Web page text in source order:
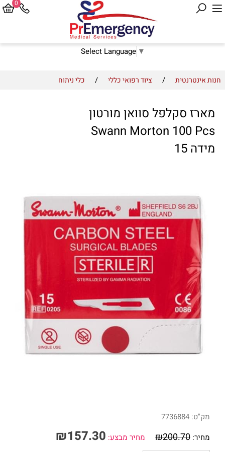
Select Language ▼
0
חנות אינטרנטית / ציוד רפואי כללי / כלי ניתוח
מארז סקלפל סוואן מורטון
Swann Morton 100 Pcs
מידה 15
מק"ט: 7736884
מחיר:
₪200.70 מחיר מבצע: ₪157.30